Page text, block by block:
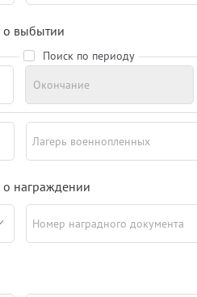
о выбытии
Поиск по периоду
Окончание
Лагерь военнопленных
о награждении
Номер наградного документа